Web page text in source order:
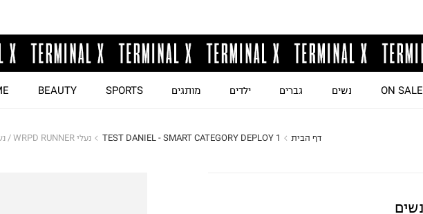
ON SALE נשים גברים ילדים מותגים SPORTS
BEAUTY
דף הבית TEST DANIEL - SMART CATEGORY DEPLOY 1 נעלי WRPD RUNNER / נשים